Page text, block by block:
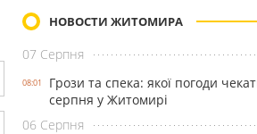
НОВОСТИ ЖИТОМИРА
07 Серпня
08:01
Грози та спека: якої погоди
серпня у Житомирі
06 Серпня